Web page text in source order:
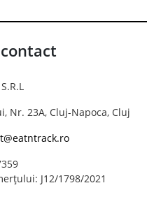
Nr. 23A, Cluj-Napoca, Cluj
J12/1798/2021